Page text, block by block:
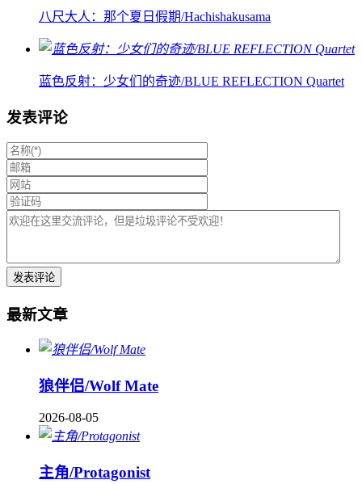
八尺大人：那个夏日假期/Hachishakusama
蓝色反射：少女们的奇迹/BLUE REFLECTION Quartet
发表评论
最新文章
狼伴侣/Wolf Mate
2026-08-05
主角/Protagonist